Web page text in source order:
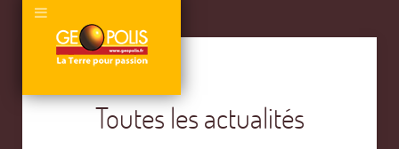
Toutes les actualités